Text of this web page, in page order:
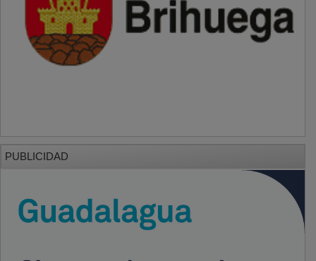
PUBLICIDAD